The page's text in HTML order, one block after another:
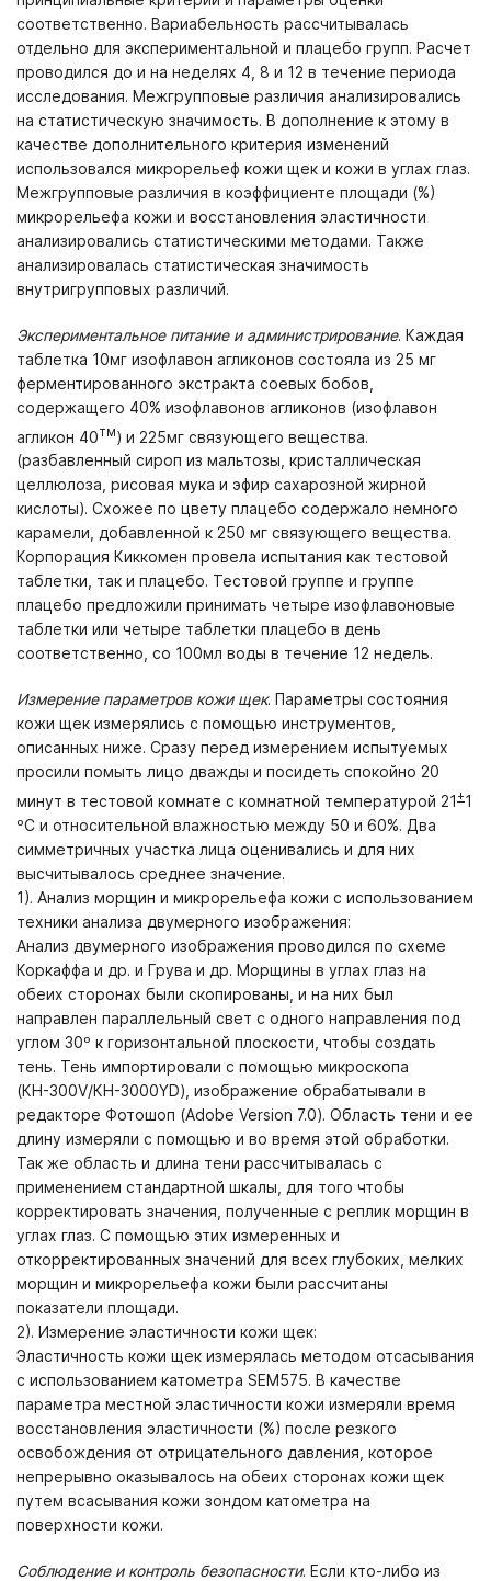
соответственно. Вариабельность рассчитывалась
отдельно для экспериментальной и плацебо групп. Расчет
проводился до и на неделях 4, 8 и 12 в течение периода
исследования. Межгрупповые различия анализировались
на статистическую значимость. В дополнение к этому в
качестве дополнительного критерия изменений
использовался микрорельеф кожи щек и кожи в углах глаз.
Межгрупповые различия в коэффициенте площади (%)
микрорельефа кожи и восстановления эластичности
анализировались статистическими методами. Также
анализировалась статистическая значимость
внутригрупповых различий.
Экспериментальное питание и администрирование. Каждая
таблетка 10мг изофлавон агликонов состояла из 25 мг
ферментированного экстракта соевых бобов,
содержащего 40% изофлавонов агликонов (изофлавон
агликон 40тм) и 225мг связующего вещества.
(разбавленный сироп из мальтозы, кристаллическая
целлюлоза, рисовая мука и эфир сахарозной жирной
кислоты). Схожее по цвету плацебо содержало немного
карамели, добавленной к 250 мг связующего вещества.
Корпорация Киккомен провела испытания как тестовой
таблетки, так и плацебо. Тестовой группе и группе
плацебо предложили принимать четыре изофлавоновые
таблетки или четыре таблетки плацебо в день
соответственно, со 100мл воды в течение 12 недель.
Измерение параметров кожи щек. Параметры состояния
кожи щек измерялись с помощью инструментов,
описанных ниже. Сразу перед измерением испытуемых
просили помыть лицо дважды и посидеть спокойно 20
минут в тестовой комнате с комнатной температурой 21 +1
ºС и относительной влажностью между 50 и 60%. Два
симметричных участка лица оценивались и для них
высчитывалось среднее значение.
1). Анализ морщин и микрорельефа кожи с использованием
техники анализа двумерного изображения:
Анализ двумерного изображения проводился по схеме
Коркаффа и др. и Грува и др. Морщины в углах глаз на
обеих сторонах были скопированы, и на них был
направлен параллельный свет с одного направления под
углом 30º к горизонтальной плоскости, чтобы создать
тень. Тень импортировали с помощью микроскопа
(КН-300V/КН-3000YD), изображение обрабатывали в
редакторе Фотошоп (Adobe Version 7.0). Область тени и ее
длину измеряли с помощью и во время этой обработки.
Так же область и длина тени рассчитывалась с
применением стандартной шкалы, для того чтобы
корректировать значения, полученные с реплик морщин в
углах глаз. С помощью этих измеренных и
откорректированных значений для всех глубоких, мелких
морщин и микрорельефа кожи были рассчитаны
показатели площади.
2). Измерение эластичности кожи щек:
Эластичность кожи щек измерялась методом отсасывания
с использованием катометра SEM575. В качестве
параметра местной эластичности кожи измеряли время
восстановления эластичности (%) после резкого
освобождения от отрицательного давления, которое
непрерывно оказывалось на обеих сторонах кожи щек
путем всасывания кожи зондом катометра на
поверхности кожи.
Соблюдение и контроль безопасности. Если кто-либо из